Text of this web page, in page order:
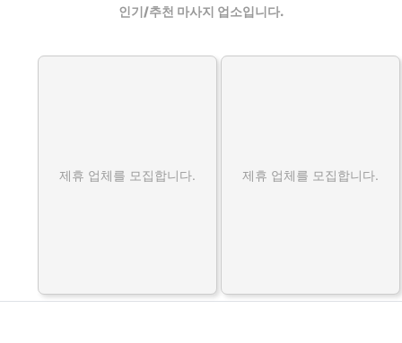
인기/추천 마사지 업소입니다.
제휴 업체를 모집합니다. 제휴 업체를 모집합니다.